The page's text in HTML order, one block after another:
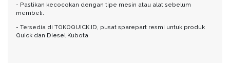
- Pastikan kecocokan dengan tipe mesin atau alat sebelum
membeli.
- Tersedia di TOKOQUICK.ID, pusat sparepart resmi untuk produk
Quick dan Diesel Kubota